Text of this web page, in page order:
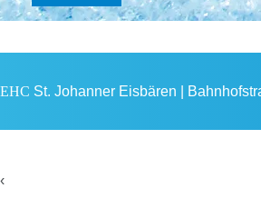
EHC St. Johanner Eisbären |
‹